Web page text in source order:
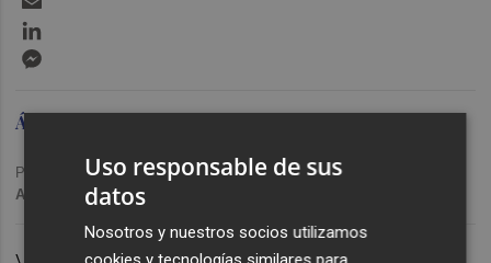
Álvaro Devís | Clara Gorria
Publicado: 14/12/2023 · 15:16
Actualizado: 15/12/2023 · 15:00
Uso responsable de sus
datos
Nosotros y nuestros socios utilizamos